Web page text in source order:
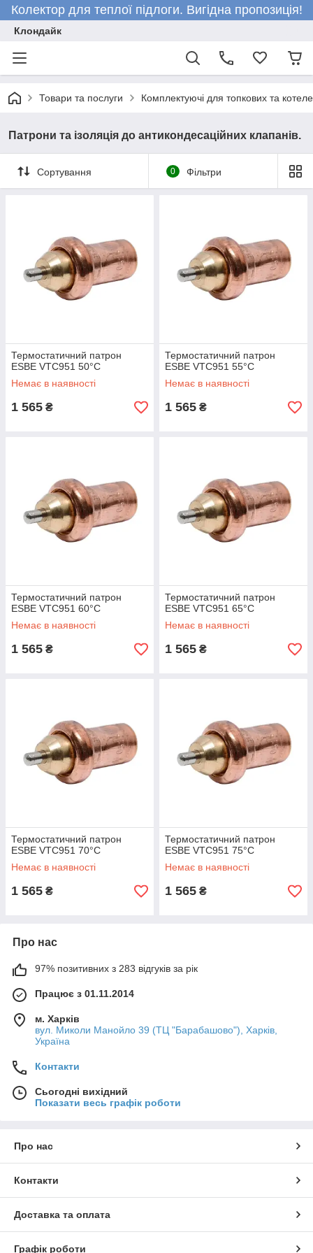
Колектор для теплої підлоги. Вигідна пропозиція!
Клондайк
Товари та послуги Комплектуючі для топкових та
Патрони та ізоляція до антикондесаційних клапанів.
Сортування 0 Фільтри
Термостатичний патрон
ESBE VTC951 50°C
Немає в наявності
1 565 ₴
Термостатичний патрон
ESBE VTC951 55°C
Немає в наявності
1 565 ₴
Термостатичний патрон
ESBE VTC951 60°C
Немає в наявності
1 565 ₴
Термостатичний патрон
ESBE VTC951 65°C
Немає в наявності
1 565 ₴
Термостатичний патрон
ESBE VTC951 70°C
Немає в наявності
1 565 ₴
Термостатичний патрон
ESBE VTC951 75°C
Немає в наявності
1 565 ₴
Про нас
97% позитивних з 283 відгуків за рік
Працює з 01.11.2014
м. Харків
вул. Миколи Манойло 39 (ТЦ "Барабашово"), Харків,
Україна
Контакти
Сьогодні вихідний
Показати весь графік роботи
Про нас
Контакти
Доставка та оплата
Графік роботи